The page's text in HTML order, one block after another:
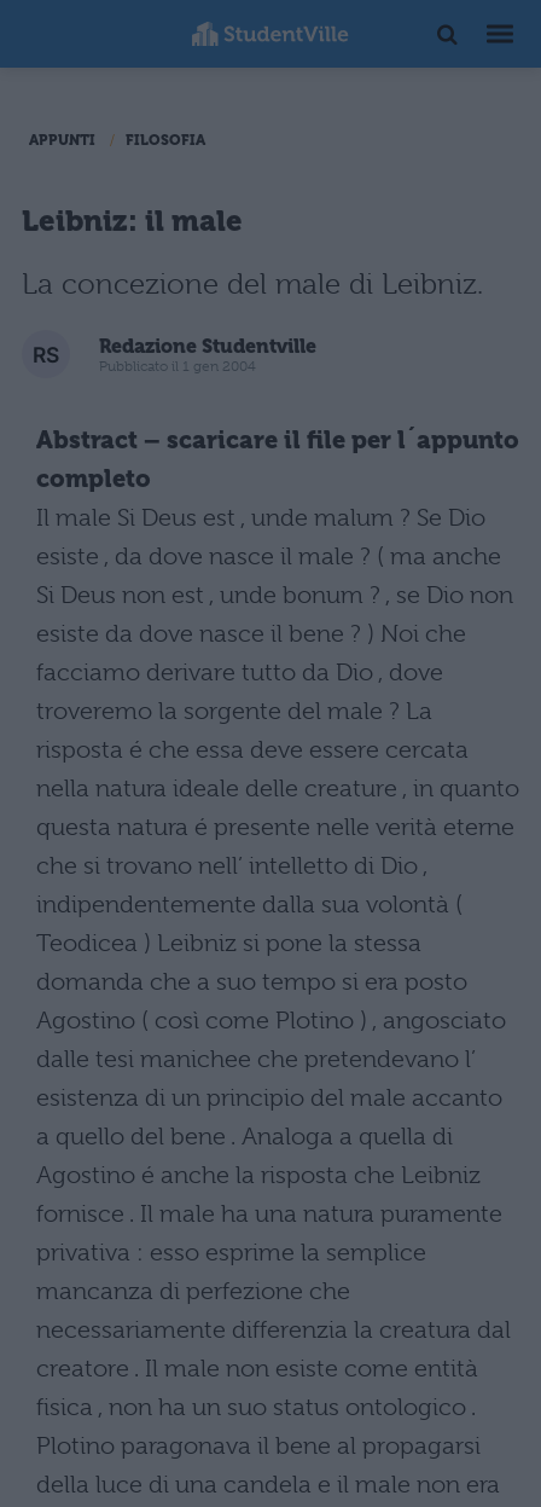
APPUNTI FILOSOFIA
Leibniz: il male
La concezione del male di Leibniz.
Redazione Studentville
Pubblicato il 1 gen 2004
Abstract – scaricare il file per l´appunto
completo
Il male Si Deus est , unde malum ? Se Dio
esiste , da dove nasce il male ? ( ma anche
Si Deus non est , unde bonum ? , se Dio non
esiste da dove nasce il bene ? ) Noi che
facciamo derivare tutto da Dio , dove
troveremo la sorgente del male ? La
risposta é che essa deve essere cercata
nella natura ideale delle creature , in quanto
questa natura é presente nelle verità eterne
che si trovano nell’ intelletto di Dio ,
indipendentemente dalla sua volontà (
Teodicea ) Leibniz si pone la stessa
domanda che a suo tempo si era posto
Agostino ( così come Plotino ) , angosciato
dalle tesi manichee che pretendevano l’
esistenza di un principio del male accanto
a quello del bene . Analoga a quella di
Agostino é anche la risposta che Leibniz
fornisce . Il male ha una natura puramente
privativa : esso esprime la semplice
mancanza di perfezione che
necessariamente differenzia la creatura dal
creatore . Il male non esiste come entità
fisica , non ha un suo status ontologico .
Plotino paragonava il bene al propagarsi
della luce di una candela e il male non era